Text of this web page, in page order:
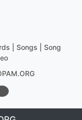
| Songs | Song